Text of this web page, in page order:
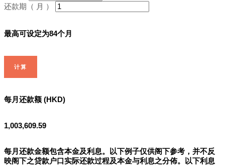
还款期（ 月 ）
最高可设定为84个月
计算
每月还款额 (HKD)
1,003,609.59
每月还款金额包含本金及利息。以下例子仅供阁下参考，并不反
映阁下之贷款户口实际还款过程及本金与利息之分佈。以下利息